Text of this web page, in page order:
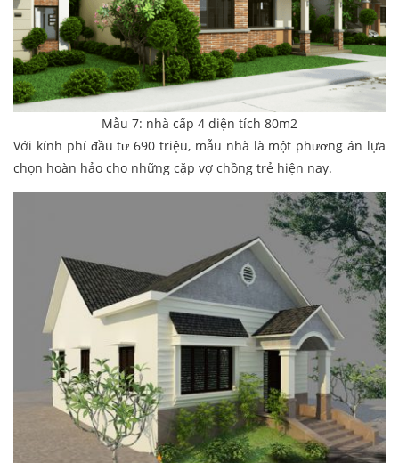
Mẫu 7: nhà cấp 4 diện tích 80m2
Với kính phí đầu tư 690 triệu, mẫu nhà là một phương án lựa
chọn hoàn hảo cho những cặp vợ chồng trẻ hiện nay.